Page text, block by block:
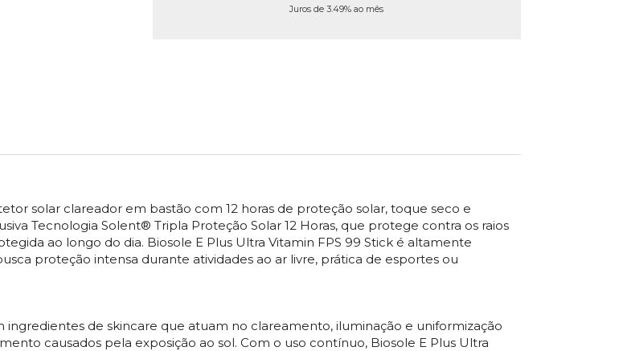
Juros de 3.49% ao mês
solar clareador em bastão com 12 horas de proteção solar, toque seco e
Tecnologia Solent® Tripla Proteção Solar 12 Horas, que protege contra os raios
ao longo do dia. Biosole E Plus Ultra Vitamin FPS 99 Stick é altamente
proteção intensa durante atividades ao ar livre, prática de esportes ou
ingredientes de skincare que atuam no clareamento, iluminação e uniformização
causados pela exposição ao sol. Com o uso contínuo, Biosole E Plus Ultra